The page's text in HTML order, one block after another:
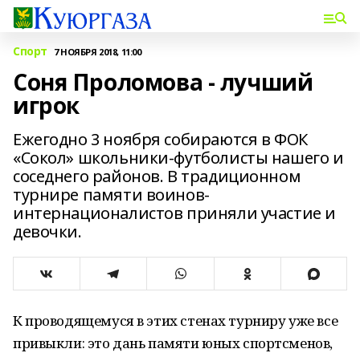
Спорт 7 НОЯБРЯ 2018, 11:00
Соня Проломова - лучший
игрок
Ежегодно 3 ноября собираются в ФОК
«Сокол» школьники-футболисты нашего и
соседнего районов. В традиционном
турнире памяти воинов-
интернационалистов приняли участие и
девочки.
К проводящемуся в этих стенах турниру уже все
привыкли: это дань памяти юных спортсменов,